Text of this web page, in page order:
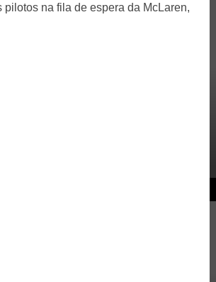
na fila de espera da McLaren,